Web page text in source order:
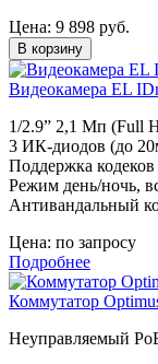
Цена: 9 898 руб.
В корзину
Видеокамера EL
1/2.9” 2,1 Мп (Full
3 ИК-диодов (до
Поддержка
Режим день/ночь,
Антивандальный
Цена: по запросу
Подробнее
Коммутатор
Неуправляемый